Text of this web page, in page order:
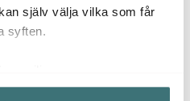
själv välja vilka som får
syften.
din geografiska plats som